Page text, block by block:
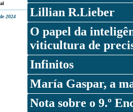
2024
Lillian R.Lieber
O papel da
viticultura de
Infinitos
María Gaspar, a
Nota sobre o 9.º